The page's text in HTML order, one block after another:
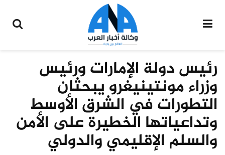
رئيس دولة الإمارات ورئيس
وزراء مونتينيغرو يبحثان
التطورات في الشرق الأوسط
وتداعياتها الخطيرة على الأمن
والسلم الإقليمي والدولي